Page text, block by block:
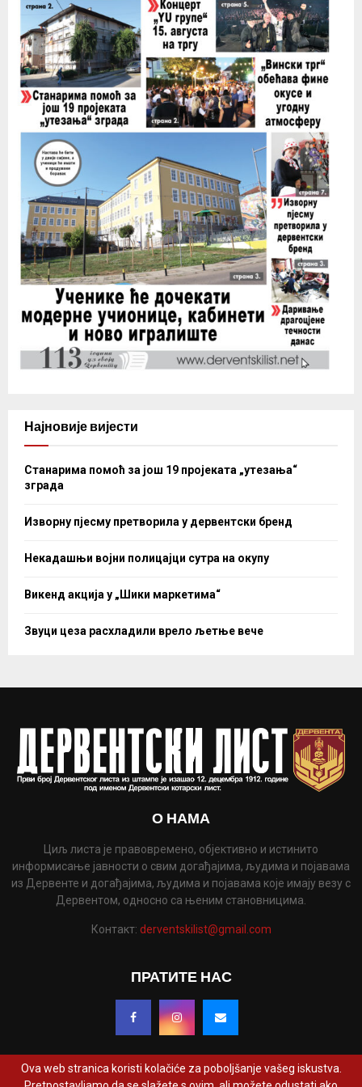
Најновије вијести
Станарима помоћ за још 19 пројеката „утезања“
зграда
Изворну пјесму претворила у дервентски бренд
Некадашњи војни полицајци сутра на окупу
Викенд акција у „Шики маркетима“
Звуци цеза расхладили врело љетње вече
О НАМА
Циљ листа је правовремено, објективно и истинито
информисање јавности о свим догађајима, људима и појавама
из Дервенте и догађајима, људима и појавама које имају везу с
Дервентом, односно са њеним становницима.
Контакт: derventskilist@gmail.com
ПРАТИТЕ НАС
Ova web stranica koristi kolačiće za poboljšanje vašeg iskustva.